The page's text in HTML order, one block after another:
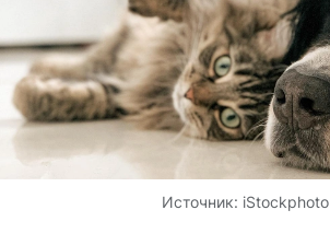
Источник: iStockphoto